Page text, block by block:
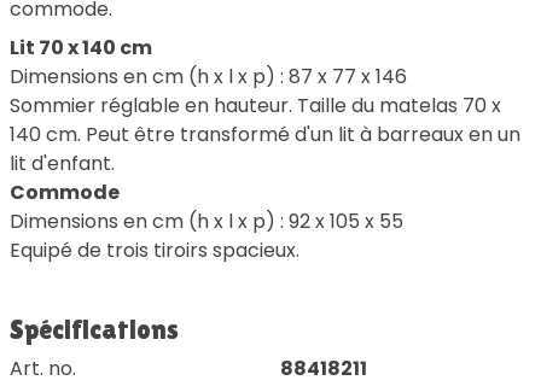
commode.
Lit 70 x 140 cm
Dimensions en cm (h x l x p) : 87 x 77 x 146
Sommier réglable en hauteur. Taille du matelas 70 x
140 cm. Peut être transformé d'un lit à barreaux en un
lit d'enfant.
Commode
Dimensions en cm (h x l x p) : 92 x 105 x 55
Equipé de trois tiroirs spacieux.
Spécifications
Art. no.
88418211